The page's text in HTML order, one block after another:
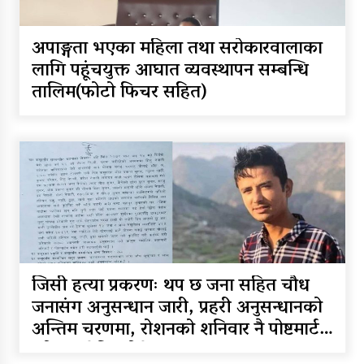
अपाङ्गता भएका महिला तथा सरोकारवालाका
लागि पहूंचयुक्त आघात व्यवस्थापन सम्बन्धि
तालिम(फोटो फिचर सहित)
जिसी हत्या प्रकरणः थप छ जना सहित चौध
जनासंग अनुसन्धान जारी, प्रहरी अनुसन्धानको
अन्तिम चरणमा, रोशनको शनिवार नै पोष्टमार्टम
गरि अन्त्येष्टि गरिने